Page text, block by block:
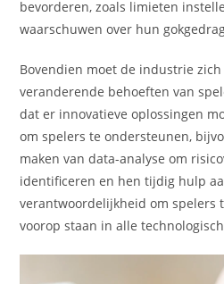
bevorderen, zoals limieten
waarschuwen over hun
Bovendien moet de industrie
veranderende behoeften van
dat er innovatieve oplossingen
om spelers te ondersteunen,
maken van data-analyse om
identificeren en hen tijdig hulp
verantwoordelijkheid om spelers
voorop staan in alle